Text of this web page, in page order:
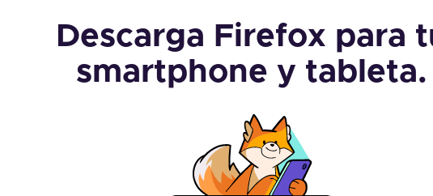
Descarga Firefox para
smartphone y tableta.